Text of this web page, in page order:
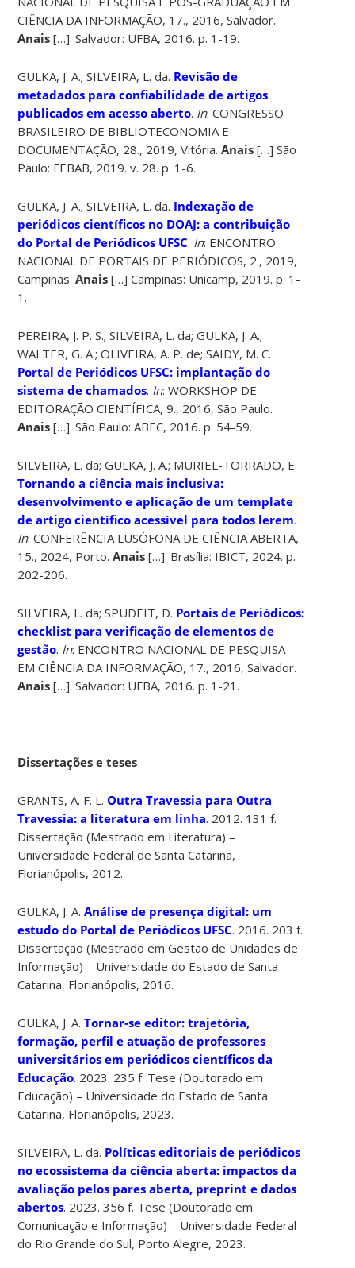
CIÊNCIA DA INFORMAÇÃO, 17., 2016, Salvador.
Anais […]. Salvador: UFBA, 2016. p. 1-19.
GULKA, J. A.; SILVEIRA, L. da. Revisão de
metadados para confiabilidade de artigos
publicados em acesso aberto. In: CONGRESSO
BRASILEIRO DE BIBLIOTECONOMIA E
DOCUMENTAÇÃO, 28., 2019, Vitória.Anais […] São
Paulo: FEBAB, 2019. v. 28. p. 1-6.
GULKA, J. A.; SILVEIRA, L. da. Indexação de
periódicos científicos no DOAJ: a contribuição
do Portal de Periódicos UFSC. In: ENCONTRO
NACIONAL DE PORTAIS DE PERIÓDICOS, 2., 2019,
Campinas.Anais[…] Campinas: Unicamp, 2019. p. 1-
1.
PEREIRA, J. P. S.; SILVEIRA, L. da; GULKA, J. A.;
WALTER, G. A.; OLIVEIRA, A. P. de; SAIDY, M. C.
Portal de Periódicos UFSC: implantação do
sistema de chamados. In: WORKSHOP DE
EDITORAÇÃO CIENTÍFICA, 9., 2016, São Paulo.
Anais[…]. São Paulo: ABEC, 2016. p. 54-59.
SILVEIRA, L. da; GULKA, J. A.; MURIEL-TORRADO, E.
Tornando a ciência mais inclusiva:
desenvolvimento e aplicação de um template
de artigo científico acessível para todos lerem.
In: CONFERÊNCIA LUSÓFONA DE CIÊNCIA ABERTA,
15., 2024, Porto.Anais[…]. Brasília: IBICT, 2024. p.
202-206.
SILVEIRA, L. da; SPUDEIT, D. Portais de Periódicos:
checklist para verificação de elementos de
gestão. In: ENCONTRO NACIONAL DE PESQUISA
EM CIÊNCIA DA INFORMAÇÃO, 17., 2016, Salvador.
Anais[…]. Salvador: UFBA, 2016. p. 1-21.
Dissertações e teses
GRANTS, A. F. L.Outra Travessia para Outra
Travessia: a literatura em linha. 2012. 131 f.
Dissertação (Mestrado em Literatura) –
Universidade Federal de Santa Catarina,
Florianópolis, 2012.
GULKA, J. A.Análise de presença digital: um
estudo do Portal de Periódicos UFSC. 2016. 203 f.
Dissertação (Mestrado em Gestão de Unidades de
Informação) – Universidade do Estado de Santa
Catarina, Florianópolis, 2016.
GULKA, J. A.Tornar-se editor: trajetória,
formação, perfil e atuação de professores
universitários em periódicos científicos da
Educação. 2023. 235 f. Tese (Doutorado em
Educação) – Universidade do Estado de Santa
Catarina, Florianópolis, 2023.
SILVEIRA, L. da. Políticas editoriais de periódicos
no ecossistema da ciência aberta: impactos da
avaliação pelos pares aberta, preprint e dados
abertos. 2023. 356 f. Tese (Doutorado em
Comunicação e Informação) – Universidade Federal
do Rio Grande do Sul, Porto Alegre, 2023.